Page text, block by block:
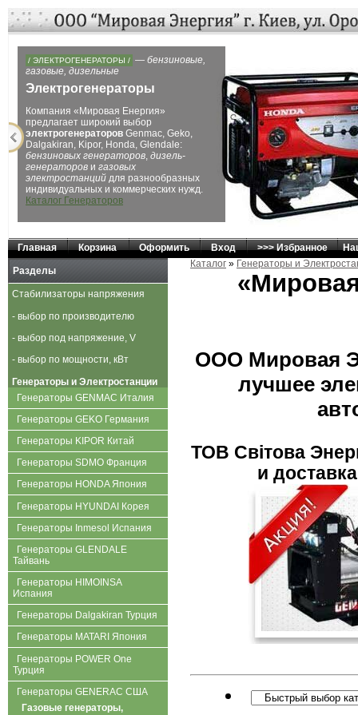
/ ЭЛЕКТРОСТАНЦИИ БОЛЬШОЙ МОЩНОСТИ /
— лучших производителей
Электростанции большой
Электростанциис большим диапазоном
мощности от 15 кВА до 2264 кВА,
дизельные и газовые, открытые и
контейнере для обеспечения
электроснабжения от небольшого дома,
дачи, коттеджа до поселка, предприятия
и даже небольшого города.Каталог
Электростанций
Главная Корзина Оформить Вход >>> Избранное
Каталог » Генераторы и
ООО Мировая
лучшее
ТОВ Свiтова
и
Разделы
Стабилизаторы напряжения
- выбор по производителю
- выбор под напряжение, V
- выбор по мощности, кВт
Генераторы и Электростанции
Генераторы GENMAC Италия
Генераторы GEKO Германия
Генераторы KIPOR Китай
Генераторы SDMO Франция
Генераторы HONDA Япония
Генераторы HYUNDAI Корея
Генераторы Inmesol Испания
Генераторы GLENDALE
Тайвань
Генераторы HIMOINSA
Испания
Генераторы Dalgakiran Турция
Генераторы MATARI Япония
Генераторы POWER One
Турция
Генераторы GENERAC США
Газовые генераторы,